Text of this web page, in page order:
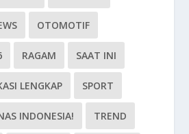
OTOMOTIF
RAGAM SAAT INI
LENGKAP SPORT
INDONESIA! TREND